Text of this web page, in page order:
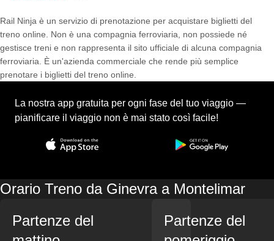
Rail Ninja è un servizio di prenotazione per acquistare biglietti del
treno online. Non è una compagnia ferroviaria, non possiede né
gestisce treni e non rappresenta il sito ufficiale di alcuna compagnia
ferroviaria. È un'azienda commerciale che rende più semplice
prenotare i biglietti del treno online.
La nostra app gratuita per ogni fase del tuo viaggio —
pianificare il viaggio non è mai stato così facile!
Orario Treno da Ginevra a Montelimar
Partenze del
Partenze del